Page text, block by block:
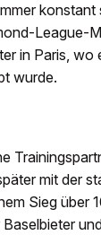
konstant
League-
in Paris, wo
wurde.
mit der
Sieg über